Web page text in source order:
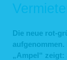
Die neue rot-
„Ampel“